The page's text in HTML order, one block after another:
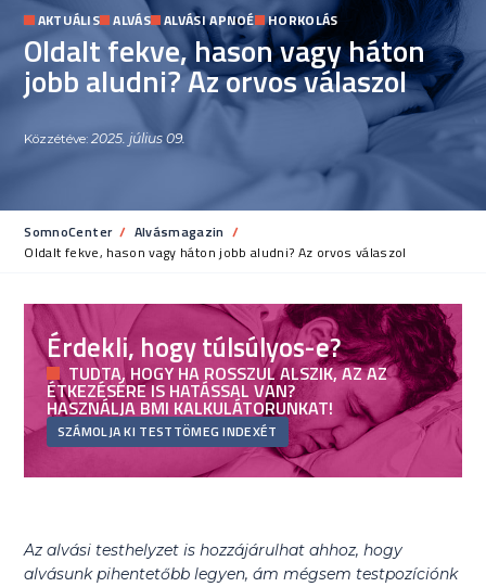
AKTUÁLIS ALVÁS ALVÁSI APNOÉ HORKOLÁS
Oldalt fekve, hason vagy háton
jobb aludni? Az orvos válaszol
Közzétéve:2025. július 09.
SomnoCenter
Alvásmagazin
Current:
Oldalt fekve, hason vagy háton jobb aludni? Az orvos válaszol
Érdekli, hogy túlsúlyos-e?
TUDTA, HOGY HA ROSSZUL ALSZIK, AZ AZ
ÉTKEZÉSÉRE IS HATÁSSAL VAN?
HASZNÁLJA BMI KALKULÁTORUNKAT!
SZÁMOLJA KI TESTTÖMEG INDEXÉT
Az alvási testhelyzet is hozzájárulhat ahhoz, hogy
alvásunk pihentetőbb legyen, ám mégsem testpozíciónk